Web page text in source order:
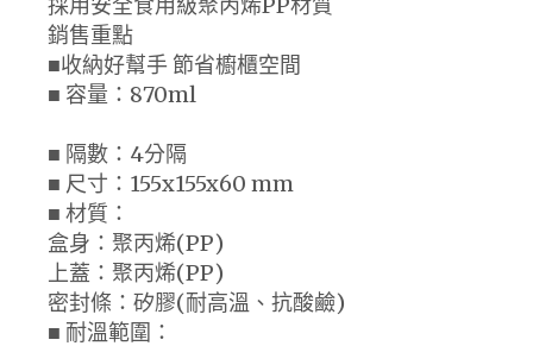
銷售重點
■收納好幫手 節省櫥櫃空間
■ 容量：870ml
■ 隔數：4分隔
■ 尺寸：155x155x60 mm
■ 材質：
盒身：聚丙烯(PP)
上蓋：聚丙烯(PP)
密封條：矽膠(耐高溫、抗酸鹼)
■ 耐溫範圍：